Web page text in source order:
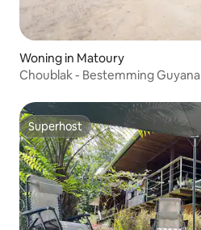
Woning in Matoury
Choublak - Bestemming Guyana
Superhost
Superhost